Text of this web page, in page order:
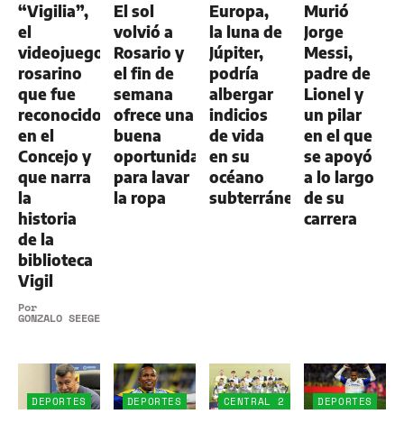
“Vigilia”,
el
videojuego
rosarino
que fue
reconocido
en el
Concejo y
que narra
la
historia
de la
biblioteca
Vigil
Por
GONZALO SEEGER
El sol
volvió a
Rosario y
el fin de
semana
ofrece una
buena
oportunidad
para lavar
la ropa
Europa,
la luna de
Júpiter,
podría
albergar
indicios
de vida
en su
océano
subterráneo
Murió
Jorge
Messi,
padre de
Lionel y
un pilar
en el que
se apoyó
a lo largo
de su
carrera
DEPORTES DEPORTES
CENTRAL 2
DEPORTES